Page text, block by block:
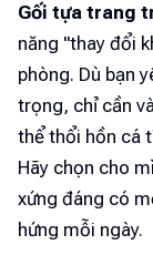
Gối tựa trang
năng "thay đổi
phòng. Dù bạn
trọng, chỉ cần
thể thổi hồn cá
Hãy chọn cho
xứng đáng có
hứng mỗi ngày.